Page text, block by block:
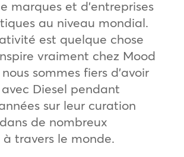
marques et d’entreprises
au niveau mondial.
est quelque chose
vraiment chez Mood
sommes fiers d’avoir
Diesel pendant
sur leur curation
de nombreux
à travers le monde.